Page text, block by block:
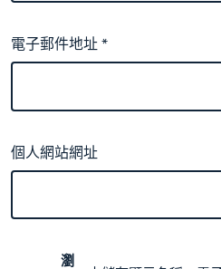
電子郵件地址*
個人網站網址
瀏